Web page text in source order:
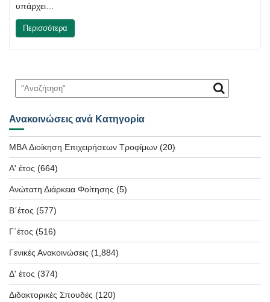
υπάρχει…
Περισσότερα
Ανακοινώσεις ανά Κατηγορία
MBA Διοίκηση Επιχειρήσεων Τροφίμων (20)
Α' έτος (664)
Ανώτατη Διάρκεια Φοίτησης (5)
Β΄έτος (577)
Γ΄έτος (516)
Γενικές Ανακοινώσεις (1,884)
Δ' έτος (374)
Διδακτορικές Σπουδές (120)